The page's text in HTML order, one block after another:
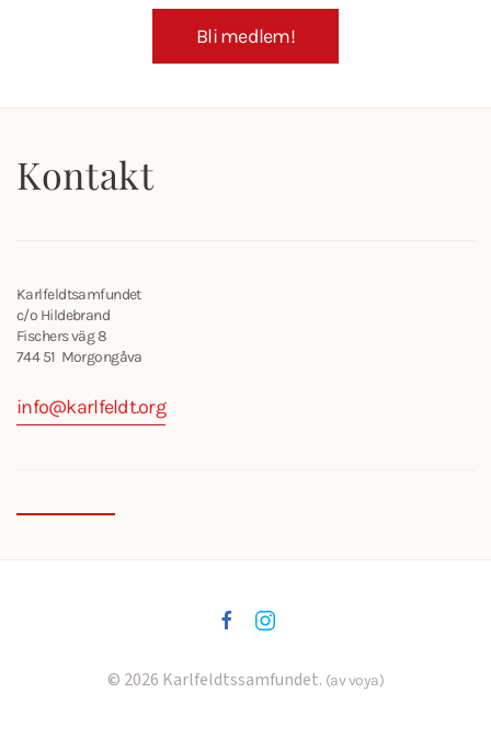
Bli medlem!
Kontakt
Karlfeldtsamfundet
c/o Hildebrand
Fischers väg 8
744 51 Morgongåva
info@karlfeldt.org
© 2026 Karlfeldtssamfundet. (av voya)